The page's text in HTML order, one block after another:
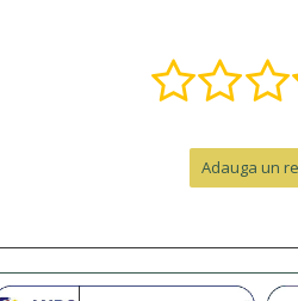
la care se adaugă timpul de livrare.
Pentru un cadou memorabil,
Adauga un